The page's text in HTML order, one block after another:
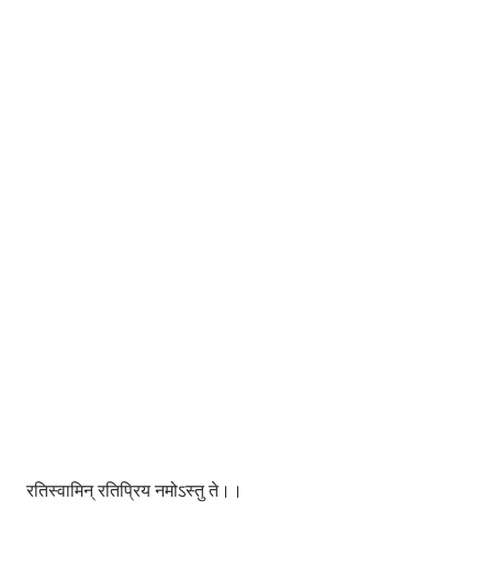
रतिस्वामिन् रतिप्रिय नमोऽस्तु ते।।